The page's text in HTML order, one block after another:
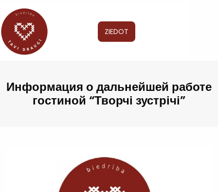
ZIEDOT
Информация о дальнейшей работе
гостиной “Творчі зустрічі”